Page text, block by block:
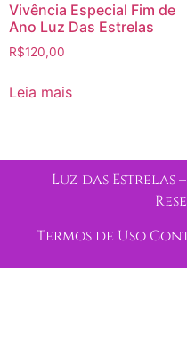
Vivência Especial Fim de
Ano Luz Das Estrelas
R$120,00
Leia mais
Luz das Estrelas
Termos de Uso